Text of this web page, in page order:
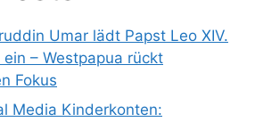
Umar lädt Papst Leo XIV.
– Westpapua rückt
Fokus
Media Kinderkonten: